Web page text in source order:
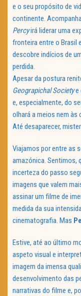
e o seu propósito de
continente.
Percyirá liderar uma
fronteira entre o Brasil
descobre indícios de
perdida.
Apesar da postura
Geograpichal Societye
e, especialmente, do
olhará a meios nem às
Até desaparecer,
Viajamos por entre as
amazónica. Sentimos,
incerteza do passo
imagens que valem
assinar um filme de
medida da sua
cinematografia. Mas
Estive, até ao último
aspeto visual e
imagem da imensa
desenvolvimento das
narrativas do filme e,